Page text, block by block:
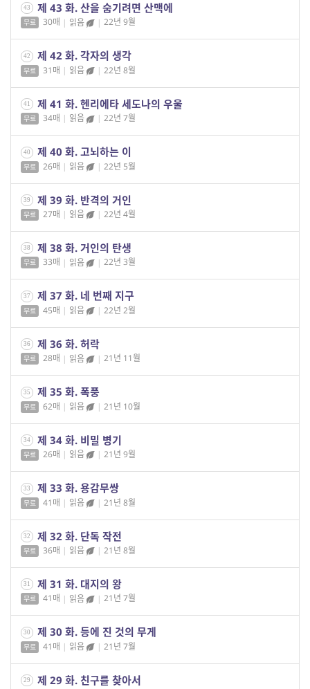
43 제 43 화. 산을 숨기려면 산맥에
무료 30매 | 읽음 | 22년 9월
42 제 42 화. 각자의 생각
무료 31매 | 읽음 | 22년 8월
41 제 41 화. 헨리에타 세도나의 우울
무료 34매 | 읽음 | 22년 7월
40 제 40 화. 고뇌하는 이
무료 26매 | 읽음 | 22년 5월
39 제 39 화. 반격의 거인
무료 27매 | 읽음 | 22년 4월
38 제 38 화. 거인의 탄생
무료 33매 | 읽음 | 22년 3월
37 제 37 화. 네 번째 지구
무료 45매 | 읽음 | 22년 2월
36 제 36 화. 허락
무료 28매 | 읽음 | 21년 11월
35 제 35 화. 폭풍
무료 62매 | 읽음 | 21년 10월
34 제 34 화. 비밀 병기
무료 26매 | 읽음 | 21년 9월
33 제 33 화. 용감무쌍
무료 41매 | 읽음 | 21년 8월
32 제 32 화. 단독 작전
무료 36매 | 읽음 | 21년 8월
31 제 31 화. 대지의 왕
무료 41매 | 읽음 | 21년 7월
30 제 30 화. 등에 진 것의 무게
무료 41매 | 읽음 | 21년 7월
29 제 29 화. 친구를 찾아서